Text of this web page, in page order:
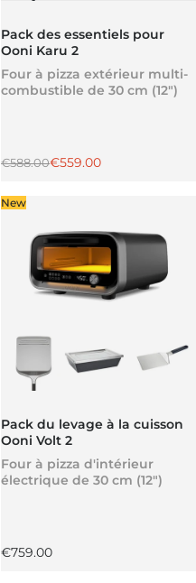
Pack des essentiels pour
Ooni Karu 2
Four à pizza extérieur multi-
combustible de 30 cm (12")
Prix régulier
€588.00Prix promotionnel
€559.00
New
Pack du levage à la cuisson
Ooni Volt 2
Four à pizza d'intérieur
électrique de 30 cm (12")
Prix régulier
€759.00